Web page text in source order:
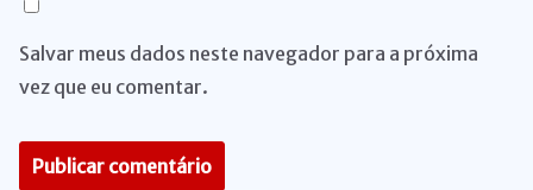
Salvar meus dados neste navegador para a próxima
vez que eu comentar.